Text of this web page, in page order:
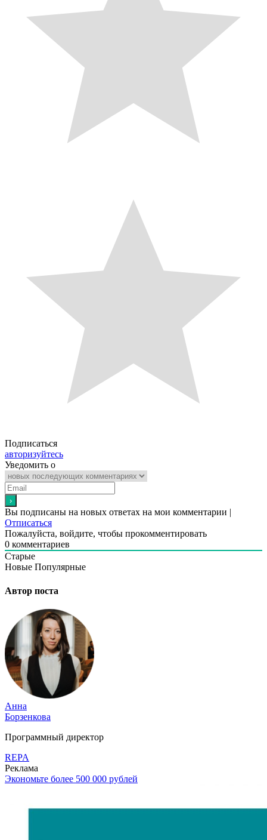
Подписаться
авторизуйтесь
Уведомить о
Вы подписаны на новых ответах на мои комментарии |
Отписаться
Пожалуйста, войдите, чтобы прокомментировать
0 комментариев
Старые
Новые Популярные
Автор поста
Анна
Борзенкова
Программный директор
REPA
Реклама
Экономьте более 500 000 рублей